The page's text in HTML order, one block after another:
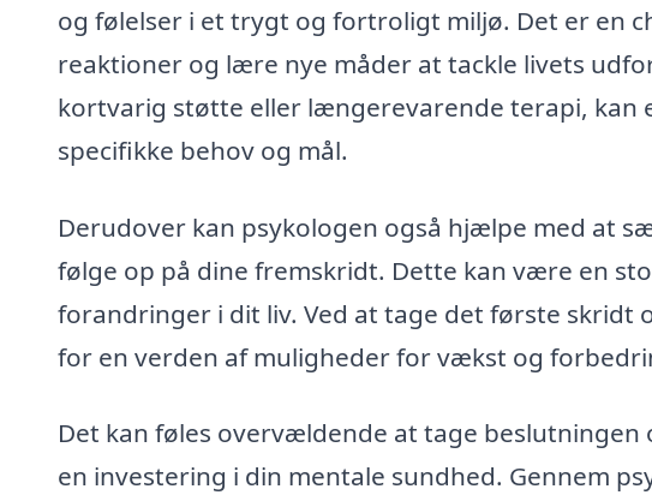
og følelser i et trygt og fortroligt miljø. Det er en
reaktioner og lære nye måder at tackle livets
kortvarig støtte eller længerevarende terapi, kan
specifikke behov og mål.
Derudover kan psykologen også hjælpe med at
følge op på dine fremskridt. Dette kan være en
forandringer i dit liv. Ved at tage det første skridt
for en verden af muligheder for vækst og
Det kan føles overvældende at tage
en investering i din mentale sundhed. Gennem